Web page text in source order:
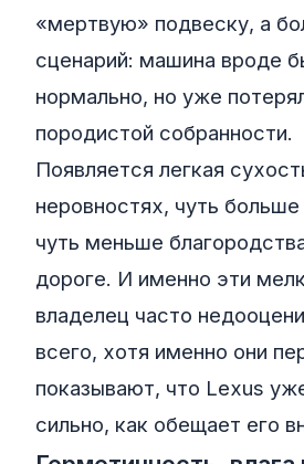
«мертвую» подвеску, а
сценарий: машина вроде
нормально, но уже
породистой собранности.
Появляется легкая
неровностях, чуть
чуть меньше
дороге. И именно эти
владелец часто
всего, хотя именно они
показывают, что Lexus
сильно, как обещает его